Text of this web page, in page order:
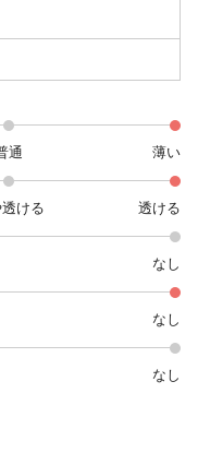
通 薄い
ける 透ける
なし
なし
なし